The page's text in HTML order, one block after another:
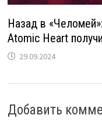
Назад в
Atomic Heart
29.09.2024
Добавить